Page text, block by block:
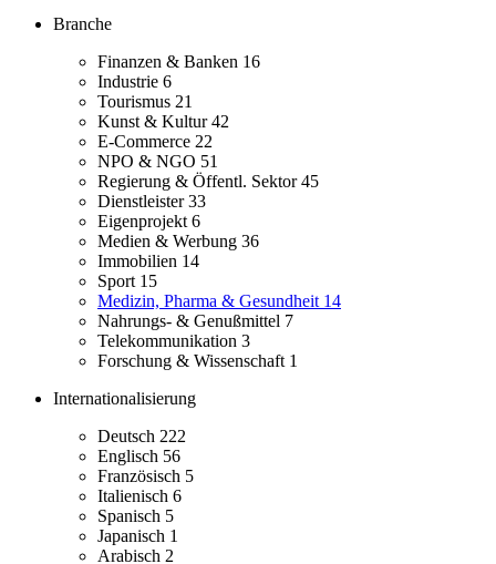
Branche
Finanzen & Banken 16
Industrie 6
Tourismus 21
Kunst & Kultur42
E-Commerce 22
NPO & NGO 51
Regierung & Öffentl. Sektor45
Dienstleister33
Eigenprojekt 6
Medien & Werbung 36
Immobilien 14
Sport 15
Medizin, Pharma & Gesundheit 14
Nahrungs- & Genußmittel 7
Telekommunikation 3
Forschung & Wissenschaft 1
Internationalisierung
Deutsch 222
Englisch 56
Französisch 5
Italienisch 6
Spanisch 5
Japanisch 1
Arabisch 2